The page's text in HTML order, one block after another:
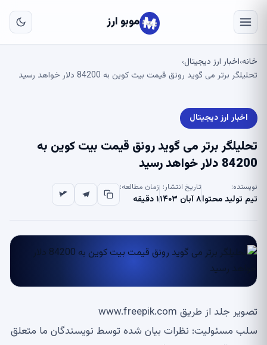
موبو ارز
خانه›اخبار ارز دیجیتال›
تحلیلگر برتر می گوید رونق قیمت بیت کوین به 84200 دلار خواهد رسید
اخبار ارز دیجیتال
تحلیلگر برتر می گوید رونق قیمت بیت کوین به
84200 دلار خواهد رسید
نویسنده:
تیم تولید محتوا
تاریخ انتشار:
۸ آبان ۱۴۰۳
زمان مطالعه:
۱ دقیقه
تصویر جلد از طریق www.freepik.com
سلب مسئولیت: نظرات بیان شده توسط نویسندگان ما متعلق